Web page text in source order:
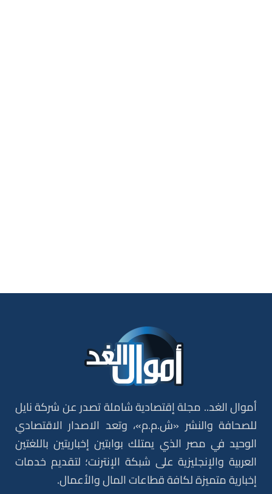
أموال الغد.. مجلة إقتصادية شاملة تصدر عن شركة نايل
للصحافة والنشر «ش.م.م»، وتعد الاصدار الاقتصادي
الوحيد في مصر الذي يمتلك بوابتين إخباريتين باللغتين
العربية والإنجليزية على شبكة الإنترنت؛ لتقديم خدمات
إخبارية متميزة لكافة قطاعات المال والأعمال.